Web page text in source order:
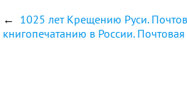
← 1025 лет Крещению Руси.
книгопечатанию в России.